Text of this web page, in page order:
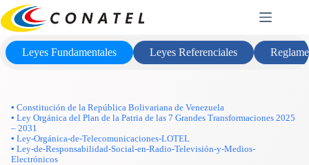
Saltar
al
contenido
Marco Legal
Leyes Fundamentales Leyes Referenciales
▪ Constitución de la República Bolivariana de Venezuela
▪ Ley Orgánica del Plan de la Patria de las 7 Grandes Transformaciones 2025
– 2031
▪ Ley-Orgánica-de-Telecomunicaciones-LOTEL
▪ Ley-de-Responsabilidad-Social-en-Radio-Televisión-y-Medios-
Electrónicos